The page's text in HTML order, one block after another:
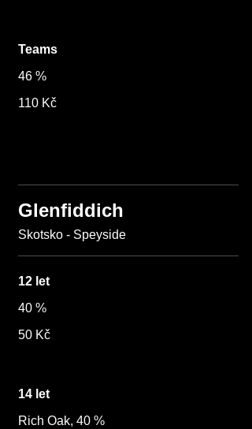
Teams
46 %
110 Kč
Glenfiddich
Skotsko - Speyside
12 let
40 %
50 Kč
14 let
Rich Oak, 40 %